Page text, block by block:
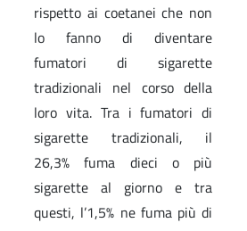
rispetto ai coetanei che non
lo fanno di diventare
fumatori di sigarette
tradizionali nel corso della
loro vita. Tra i fumatori di
sigarette tradizionali, il
26,3% fuma dieci o più
sigarette al giorno e tra
questi, l’1,5% ne fuma più di